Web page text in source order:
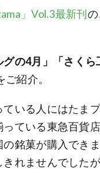
」Vol.3最新刊
の4月」「さくら
紹介。
いる人にはたま
ている東急百貨
銘菓が購入でき
れませんでした